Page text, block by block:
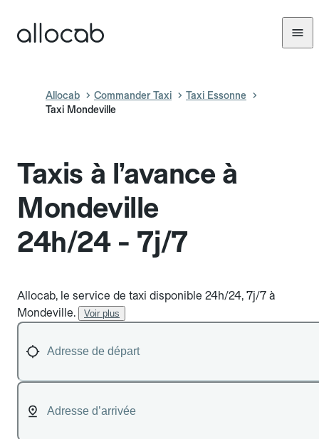
Allocab Commander Taxi
Taxi Essonne
Taxi Mondeville
Taxis à l’avance à
Mondeville
24h/24 - 7j/7
Allocab, le service de taxi disponible 24h/24, 7j/7 à
Mondeville.
Voir plus